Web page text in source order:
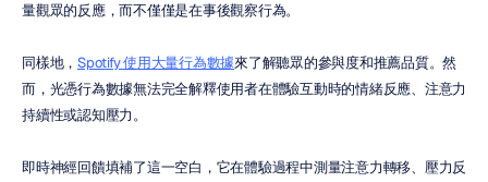
量觀眾的反應，而不僅僅是在事後觀察行為。
同樣地， Spotify 使用大量行為數據來了解聽眾的參與度和推薦品質。然
而，光憑行為數據無法完全解釋使用者在體驗互動時的情緒反應、注意力
持續性或認知壓力。
即時神經回饋填補了這一空白，它在體驗過程中測量注意力轉移、壓力反